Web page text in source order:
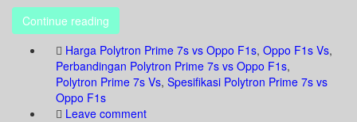
Continue reading
Harga Polytron Prime 7s vs Oppo F1s, Oppo F1s Vs,
Perbandingan Polytron Prime 7s vs Oppo F1s,
Polytron Prime 7s Vs, Spesifikasi Polytron Prime 7s vs
Oppo F1s
Leave comment